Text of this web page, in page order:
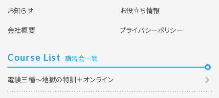
お知らせ
お役立ち情報
会社概要
プライバシーポリシー
Course List 講習会一覧
電験三種～地獄の特訓＋オンライン